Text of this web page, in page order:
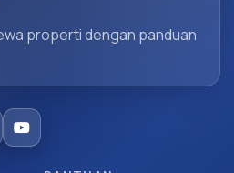
properti dengan panduan